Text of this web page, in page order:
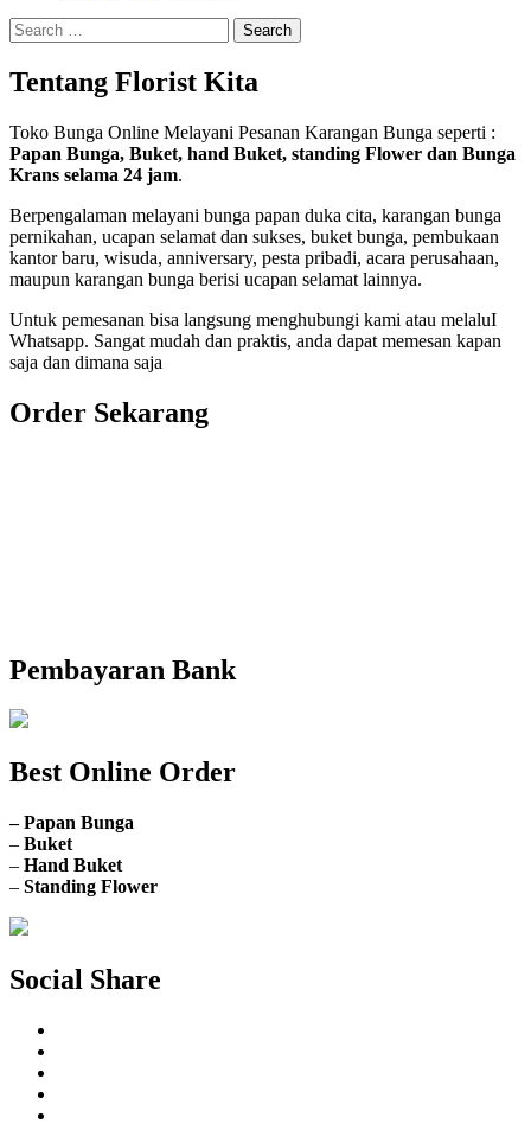
Search
for:
Tentang Florist Kita
Toko Bunga Online Melayani Pesanan Karangan Bunga seperti :
Papan Bunga, Buket, hand Buket, standing Flower dan Bunga
Krans selama 24 jam.
Berpengalaman melayani bunga papan duka cita, karangan bunga
pernikahan, ucapan selamat dan sukses, buket bunga, pembukaan
kantor baru, wisuda, anniversary, pesta pribadi, acara perusahaan,
maupun karangan bunga berisi ucapan selamat lainnya.
Untuk pemesanan bisa langsung menghubungi kami atau melaluI
Whatsapp. Sangat mudah dan praktis, anda dapat memesan kapan
saja dan dimana saja
Order Sekarang
Pembayaran Bank
Best Online Order
– Papan Bunga
– Buket
– Hand Buket
– Standing Flower
Social Share